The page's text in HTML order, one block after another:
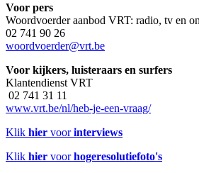
Voor pers
Woordvoerder aanbod VRT: radio, tv en
02 741 90 26
woordvoerder@vrt.be
Voor kijkers, luisteraars en surfers
Klantendienst VRT
02 741 31 11
www.vrt.be/nl/heb-je-een-vraag/
Klik hier voorinterviews
Klik hier voorhogeresolutiefoto's